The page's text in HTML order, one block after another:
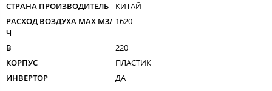
СТРАНА ПРОИЗВОДИТЕЛЬ
КИТАЙ
РАСХОД ВОЗДУХА MAX M3/
Ч
1620
В
220
КОРПУС
ПЛАСТИК
ИНВЕРТОР
ДА